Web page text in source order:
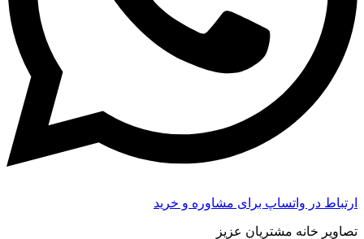
ارتباط در واتساپ برای مشاوره و خرید
تصاویر خانه مشتریان عزیز